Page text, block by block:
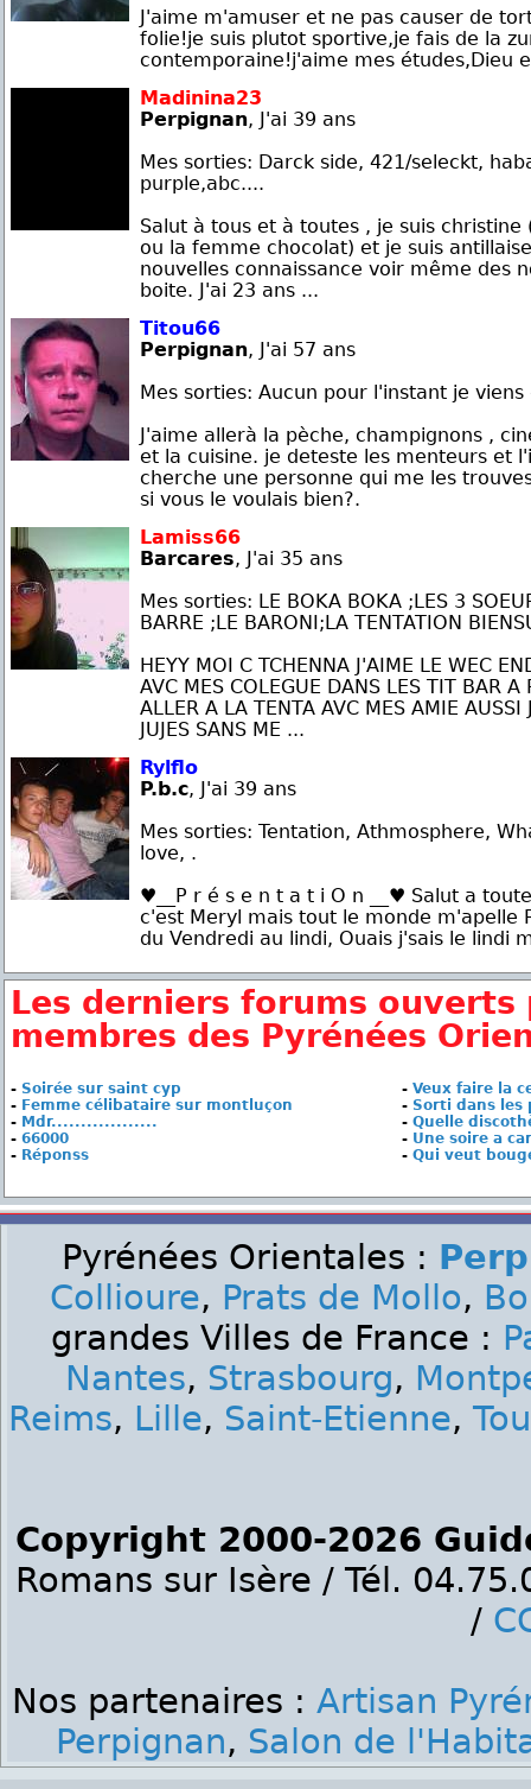
J'aime m'amuser et ne pas causer de
folie!je suis plutot sportive,je fais de la
contemporaine!j'aime mes études,Dieu
Madinina23
Perpignan, J'ai 39 ans
Mes sorties: Darck side, 421/seleckt,
purple,abc....
Salut à tous et à toutes , je suis
ou la femme chocolat) et je suis
nouvelles connaissance voir même des
boite. J'ai 23 ans ...
Titou66
Perpignan, J'ai 57 ans
Mes sorties: Aucun pour l'instant je
J'aime allerà la pèche, champignons ,
et la cuisine. je deteste les menteurs et
cherche une personne qui me les
si vous le voulais bien?.
Lamiss66
Barcares, J'ai 35 ans
Mes sorties: LE BOKA BOKA ;LES 3
BARRE ;LE BARONI;LA TENTATION
HEYY MOI C TCHENNA J'AIME LE WEC
AVC MES COLEGUE DANS LES TIT BAR A
ALLER A LA TENTA AVC MES AMIE AUSSI
JUJES SANS ME ...
Rylflo
P.b.c, J'ai 39 ans
Mes sorties: Tentation, Athmosphere,
love, .
♥__P r é s e n t a t i O n __♥ Salut a
c'est Meryl mais tout le monde m'apelle
du Vendredi au lindi, Ouais j'sais le lindi
Les derniers forums ouverts
membres des Pyrénées
- Soirée sur saint cyp
- Femme célibataire sur montluçon
- Mdr..................
- 66000
- Réponss
- Veux faire la
- Sorti dans les
- Quelle
- Une soire a
- Qui veut
Pyrénées Orientales :
Collioure, Prats de Mollo,
grandes Villes de France :
Nantes, Strasbourg,
Reims, Lille, Saint-Etienne,
Copyright 2000-2026
Romans sur Isère / Tél.
/
Nos partenaires : Artisan
Perpignan, Salon de